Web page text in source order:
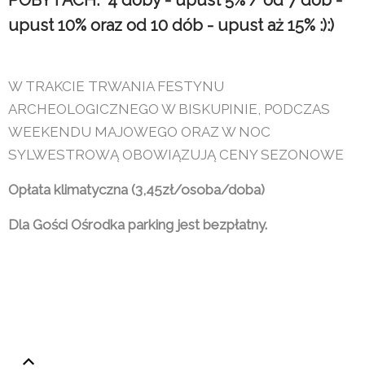
upust 10% oraz od 10 dób - upust aż 15% :):)
W TRAKCIE TRWANIA FESTYNU
ARCHEOLOGICZNEGO W BISKUPINIE, PODCZAS
WEEKENDU MAJOWEGO ORAZ W NOC
SYLWESTROWĄ OBOWIĄZUJĄ CENY SEZONOWE
Opłata klimatyczna (3,45zł/osoba/doba)
Dla Gości Ośrodka parking jest bezpłatny.